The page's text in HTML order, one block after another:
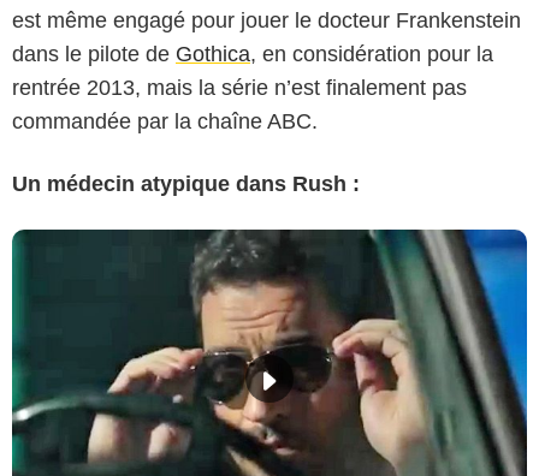
est même engagé pour jouer le docteur Frankenstein
dans le pilote de Gothica, en considération pour la
rentrée 2013, mais la série n’est finalement pas
commandée par la chaîne ABC.
Un médecin atypique dans Rush :